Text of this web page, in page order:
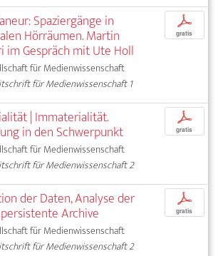
Spaziergänge in
Hörräumen. Martin
im Gespräch mit Ute Holl
für Medienwissenschaft
für Medienwissenschaft 1
p
gratis
| Immaterialität.
in den Schwerpunkt
für Medienwissenschaft
für Medienwissenschaft 2
p
gratis
der Daten, Analyse der
Archive
für Medienwissenschaft
für Medienwissenschaft 2
p
gratis